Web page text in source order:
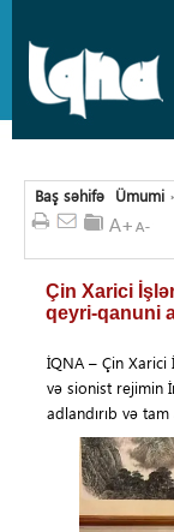
Baş səhifə Ümumi
Çin Xarici
qeyri-qanuni
İQNA – Çin Xarici
və sionist rejimin
adlandırıb və